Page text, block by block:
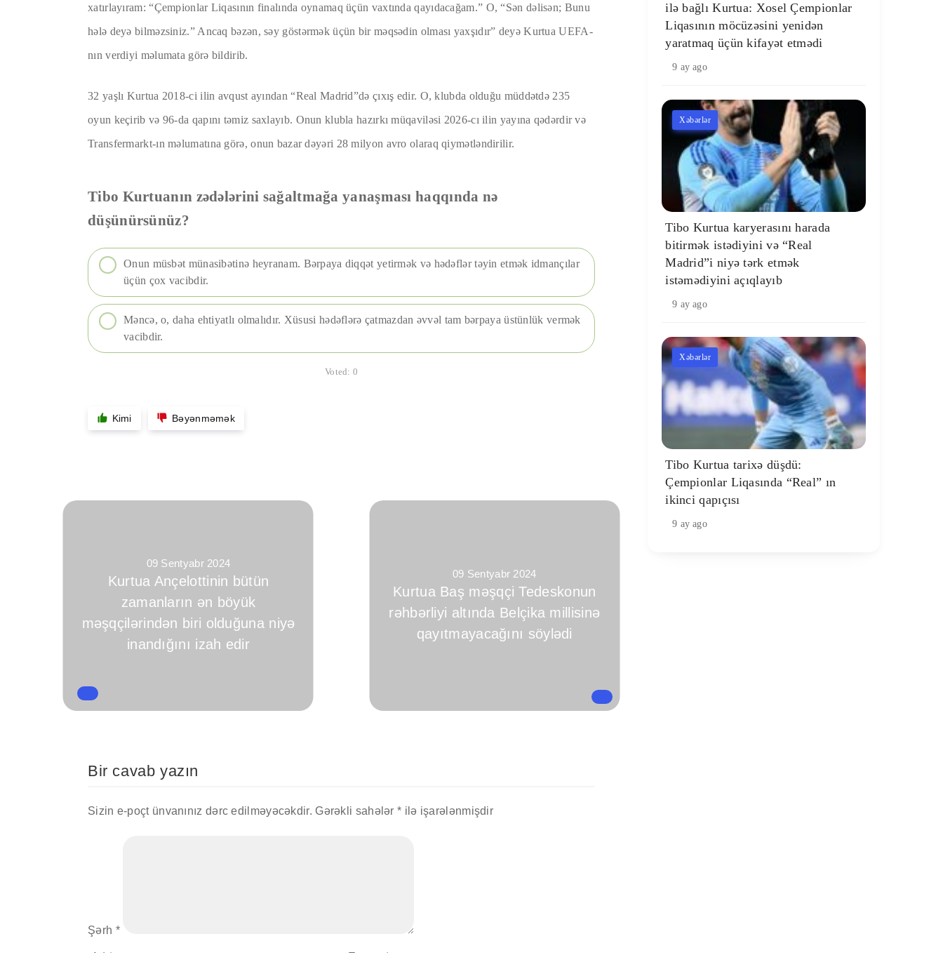
xatırlayıram: “Çempionlar Liqasının finalında oynamaq üçün vaxtında qayıdacağam.” O, “Sən dəlisən; Bunu
hələ deyə bilməzsiniz.” Ancaq bəzən, səy göstərmək üçün bir məqsədin olması yaxşıdır” deyə Kurtua UEFA-
nın verdiyi məlumata görə bildirib.
32 yaşlı Kurtua 2018-ci ilin avqust ayından “Real Madrid”də çıxış edir. O, klubda olduğu müddətdə 235
oyun keçirib və 96-da qapını təmiz saxlayıb. Onun klubla hazırkı müqaviləsi 2026-cı ilin yayına qədərdir və
Transfermarkt-ın məlumatına görə, onun bazar dəyəri 28 milyon avro olaraq qiymətləndirilir.
Tibo Kurtuanın zədələrini sağaltmağa yanaşması haqqında nə
düşünürsünüz?
Onun müsbət münasibətinə heyranam. Bərpaya diqqət yetirmək və hədəflər təyin etmək idmançılar
üçün çox vacibdir.
Məncə, o, daha ehtiyatlı olmalıdır. Xüsusi hədəflərə çatmazdan əvvəl tam bərpaya üstünlük vermək
vacibdir.
Voted:0
Kimi Bəyənməmək
09 Sentyabr 2024
Kurtua Ançelottinin bütün
zamanların ən böyük
məşqçilərindən biri olduğuna niyə
inandığını izah edir
09 Sentyabr 2024
Kurtua Baş məşqçi Tedeskonun
rəhbərliyi altında Belçika millisinə
qayıtmayacağını söylədi
Bir cavab yazın
Sizin e-poçt ünvanınız dərc edilməyəcəkdir. Gərəkli sahələr* ilə işarələnmişdir
Şərh *
ilə bağlı Kurtua: Xosel Çempionlar
Liqasının möcüzəsini yenidən
yaratmaq üçün kifayət etmədi
9 ay ago
Xəbərlər
Tibo Kurtua karyerasını harada
bitirmək istədiyini və “Real
Madrid”i niyə tərk etmək
istəmədiyini açıqlayıb
9 ay ago
Xəbərlər
Tibo Kurtua tarixə düşdü:
Çempionlar Liqasında “Real” ın
ikinci qapıçısı
9 ay ago